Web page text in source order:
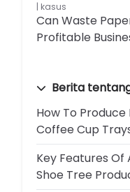
kasus
Can Waste
Profitable
Berita
How To
Coffee Cup
Key Features
Shoe Tree